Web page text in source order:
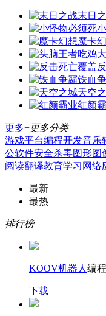
末日
魔卡
铁血
天空
红颜
更多+更多分类
游戏平台编程开发音乐
公软件安全杀毒图形图
阅读翻译教育学习 网络
最新
最热
排行榜
KOOV机器人 编
下载